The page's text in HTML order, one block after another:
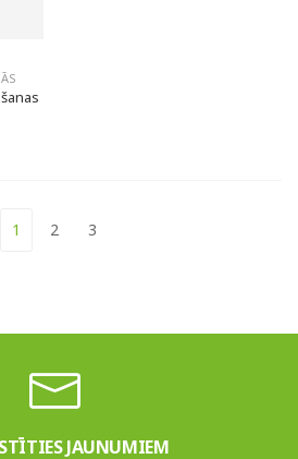
1 2 3
JAUNUMIEM